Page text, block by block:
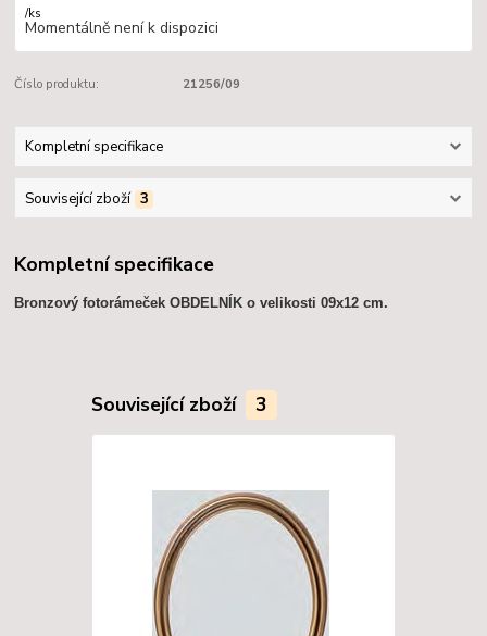
/ks
Momentálně není k dispozici
Číslo produktu: 21256/09
Kompletní specifikace
Související zboží 3
Kompletní specifikace
Bronzový fotorámeček OBDELNÍK o velikosti 09x12 cm.
Související zboží 3